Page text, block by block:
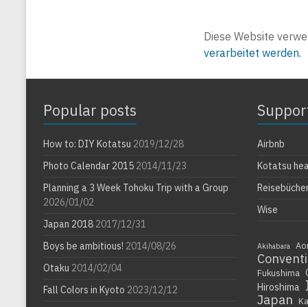
Diese Website
verarbeitet werden.
Popular posts
How to: DIY Kotatsu 2019/12/28
Photo Calendar 2015 2014/11/23
Planning a 3 Week Tohoku Trip with a Group
2026/01/02
Japan 2018 2017/12/31
Boys be ambitious! 2014/08/26
Otaku 2014/02/04
Fall Colors in Kyoto 2023/12/12
Airbnb
Kotatsu
Wise
Akihabara
Fukushima
Hiroshima
Japan